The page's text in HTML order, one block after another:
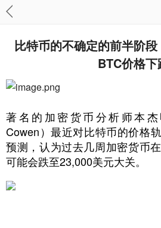
比特币的不确定的前半阶
BTC价格下
著名的加密货币分析师本杰
Cowen）最近对比特币的价格
预测，认为过去几周加密货币
可能会跌至23,000美元大关。